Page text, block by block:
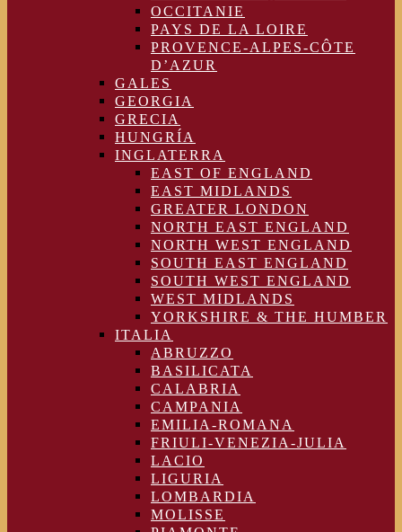
OCCITANIE
PAYS DE LA LOIRE
PROVENCE-ALPES-CÔTE
D’AZUR
GALES
GEORGIA
GRECIA
HUNGRÍA
INGLATERRA
EAST OF ENGLAND
EAST MIDLANDS
GREATER LONDON
NORTH EAST ENGLAND
NORTH WEST ENGLAND
SOUTH EAST ENGLAND
SOUTH WEST ENGLAND
WEST MIDLANDS
YORKSHIRE & THE HUMBER
ITALIA
ABRUZZO
BASILICATA
CALABRIA
CAMPANIA
EMILIA-ROMANA
FRIULI-VENEZIA-JULIA
LACIO
LIGURIA
LOMBARDIA
MOLISSE